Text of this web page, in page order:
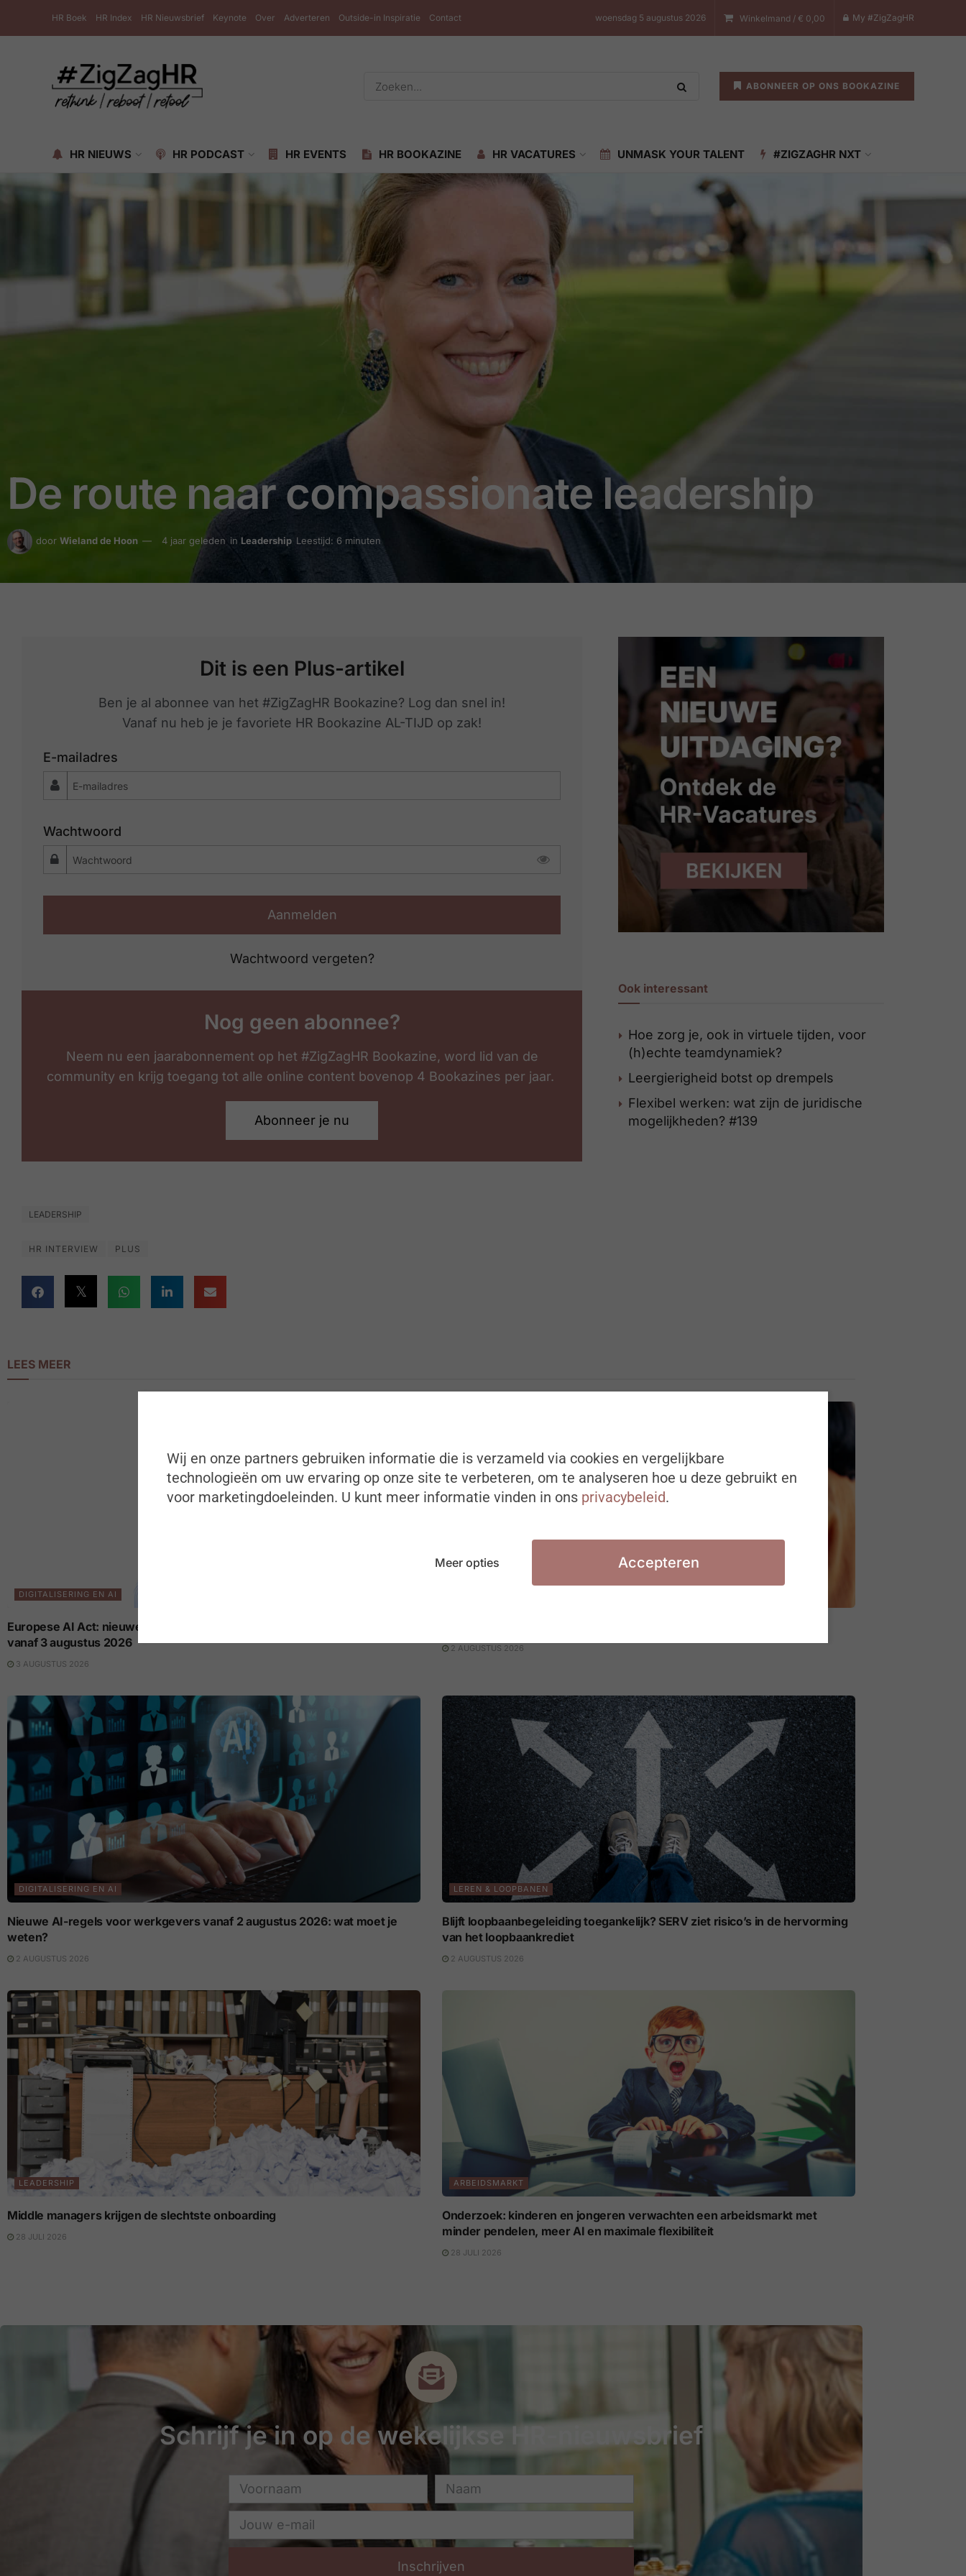
HR Boek HR Index HR Nieuwsbrief Keynote Over Adverteren Outside-in Inspiratie Contact woensdag 5 augustus 2026 Winkelmand / € 0,00 My #ZigZagHR
ABONNEER OP ONS BOOKAZINE
HR NIEUWS HR PODCAST HR EVENTS HR BOOKAZINE HR VACATURES UNMASK YOUR TALENT #ZIGZAGHR NXT
De route naar compassionate leadership
door Wieland de Hoon 4 jaar geleden in Leadership Leestijd: 6 minuten
Dit is een Plus-artikel
Ben je al abonnee van het #ZigZagHR Bookazine? Log dan snel in!
Vanaf nu heb je je favoriete HR Bookazine AL-TIJD op zak!
E-mailadres
Wachtwoord
Aanmelden
Wachtwoord vergeten?
Nog geen abonnee?
Neem nu een jaarabonnement op het #ZigZagHR Bookazine, word lid van de
community en krijg toegang tot alle online content bovenop 4 Bookazines per jaar.
Abonneer je nu
LEADERSHIP
HR INTERVIEW PLUS
Ook interessant
Hoe zorg je, ook in virtuele tijden, voor
(h)echte teamdynamiek?
Leergierigheid botst op drempels
Flexibel werken: wat zijn de juridische
mogelijkheden? #139
LEES MEER
DIGITALISERING EN AI
Europese AI Act: nieuwe transparantieregels voor AI op het werk gelden
vanaf 3 augustus 2026
3 AUGUSTUS 2026
2 AUGUSTUS 2026
DIGITALISERING EN AI
Nieuwe AI-regels voor werkgevers vanaf 2 augustus 2026: wat moet je
weten?
2 AUGUSTUS 2026
LEREN & LOOPBANEN
Blijft loopbaanbegeleiding toegankelijk? SERV ziet risico’s in de hervorming
van het loopbaankrediet
2 AUGUSTUS 2026
LEADERSHIP
Middle managers krijgen de slechtste onboarding
28 JULI 2026
ARBEIDSMARKT
Onderzoek: kinderen en jongeren verwachten een arbeidsmarkt met
minder pendelen, meer AI en maximale flexibiliteit
28 JULI 2026
Schrijf je in op de wekelijkse HR-nieuwsbrief
Inschrijven
Wij en onze partners gebruiken informatie die is verzameld via cookies en vergelijkbare
technologieën om uw ervaring op onze site te verbeteren, om te analyseren hoe u deze gebruikt en
voor marketingdoeleinden. U kunt meer informatie vinden in ons privacybeleid.
Meer opties Accepteren